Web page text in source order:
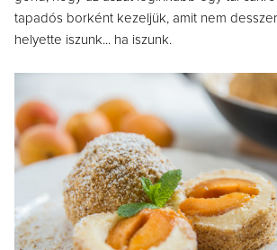
tapadós borként kezeljük, amit nem
helyette iszunk... ha iszunk.